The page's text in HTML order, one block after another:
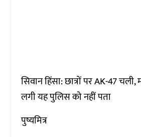
सिवान हिंसा: छात्रों पर AK-47
लगी यह पुलिस को नहीं पता
पुष्यमित्र